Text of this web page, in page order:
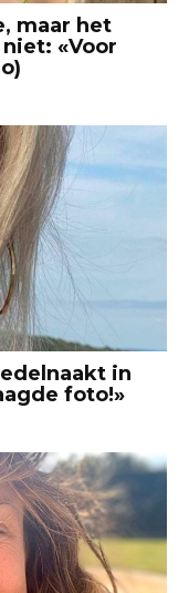
maar het
«Voor
in
foto!»